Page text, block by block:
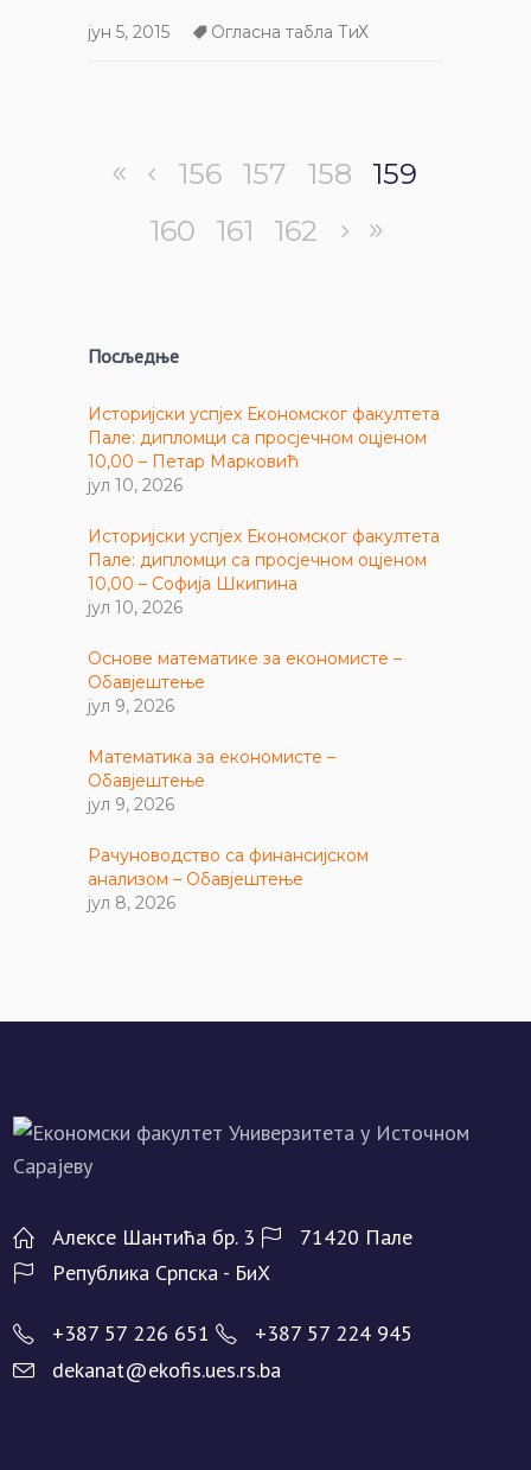
јун 5, 2015 Огласна табла ТиХ
156 157 158
159
160
161 162
Посљедње
Историјски успјех Економског факултета
Пале: дипломци са просјечном оцјеном
10,00 – Петар Марковић
јул 10, 2026
Историјски успјех Економског факултета
Пале: дипломци са просјечном оцјеном
10,00 – Софија Шкипина
јул 10, 2026
Основе математике за економисте –
Обавјештење
јул 9, 2026
Математика за економисте –
Обавјештење
јул 9, 2026
Рачуноводство са финансијском
анализом – Обавјештење
јул 8, 2026
Алeксe Шантића бр. 3
71420 Палe
Рeпублика Српска - БиХ
+387 57 226 651
+387 57 224 945
dekanat@ekofis.ues.rs.ba